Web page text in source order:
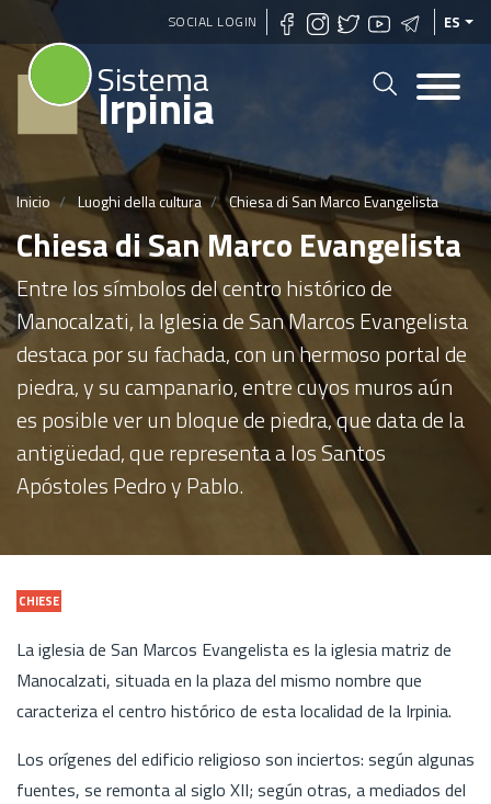
Pasar
al
SOCIAL LOGIN ES
Sistema
Irpinia
Inicio Luoghi della cultura Chiesa di San Marco Evangelista
Chiesa di San Marco Evangelista
Entre los símbolos del centro histórico de
Manocalzati, la Iglesia de San Marcos Evangelista
destaca por su fachada, con un hermoso portal de
piedra, y su campanario, entre cuyos muros aún
es posible ver un bloque de piedra, que data de la
antigüedad, que representa a los Santos
Apóstoles Pedro y Pablo.
CHIESE
La iglesia de San Marcos Evangelista es la iglesia matriz de
Manocalzati, situada en la plaza del mismo nombre que
caracteriza el centro histórico de esta localidad de la Irpinia.
Los orígenes del edificio religioso son inciertos: según algunas
fuentes, se remonta al siglo XII; según otras, a mediados del